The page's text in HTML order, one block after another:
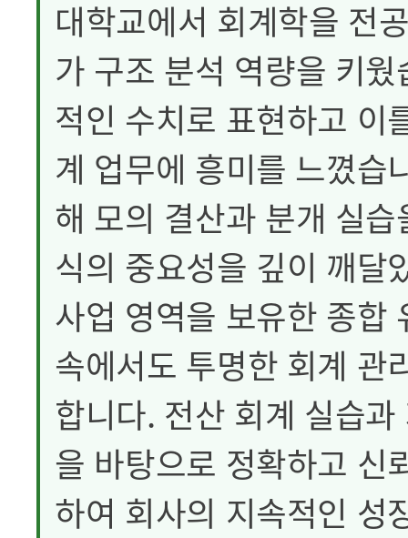
대학교에서 회계학을 전
가 구조 분석 역량을 키
적인 수치로 표현하고 이
계 업무에 흥미를 느꼈습
해 모의 결산과 분개 실
식의 중요성을 깊이 깨달
사업 영역을 보유한 종합
속에서도 투명한 회계 관
합니다. 전산 회계 실습
을 바탕으로 정확하고 신
하여 회사의 지속적인 성